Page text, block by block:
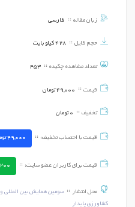
زبان مقاله فارسی
حجم فایل 428 کیلو بایت
تعداد مشاهده چکیده 453
قیمت 49,000تومان
تخفیف 0 تومان
قیمت با احتساب تخفیف: 49,000
قیمت برای کاربران عضو سایت:
محل انتشار
سومین همایش بین المللی
کشاورزی پایدار